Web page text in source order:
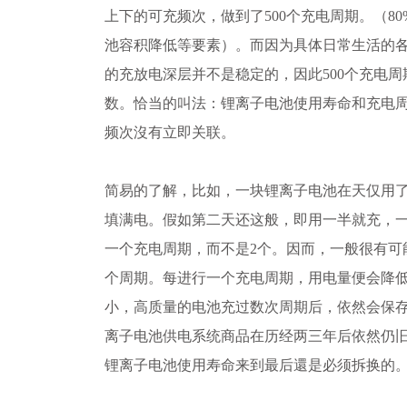
上下的可充频次，做到了500个充电周期。（
池容积降低等要素）。而因为具体日常生活的
的充放电深层并不是稳定的，因此500个充电
数。恰当的叫法：锂离子电池使用寿命和充电
频次沒有立即关联。
简易的了解，比如，一块锂离子电池在天仅用
填满电。假如第二天还这般，即用一半就充，
一个充电周期，而不是2个。因而，一般很有
个周期。每进行一个充电周期，用电量便会降
小，高质量的电池充过数次周期后，依然会保
离子电池供电系统商品在历经两三年后依然仍
锂离子电池使用寿命来到最后還是必须拆换的